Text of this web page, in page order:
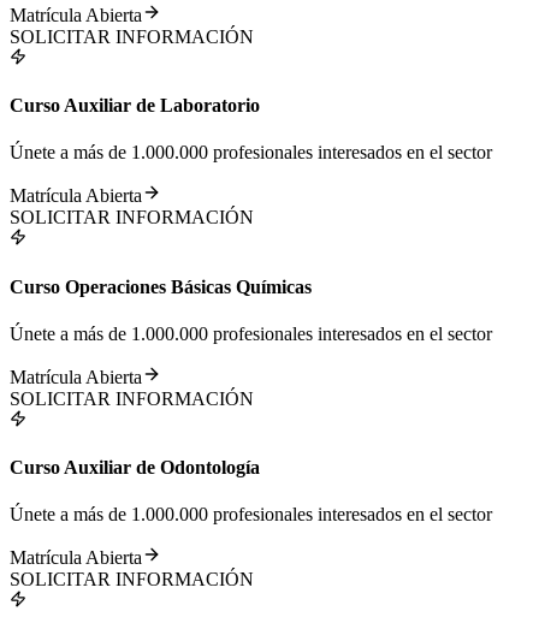
Matrícula Abierta
SOLICITAR INFORMACIÓN
Curso Auxiliar de Laboratorio
Únete a más de 1.000.000 profesionales interesados en el sector
Matrícula Abierta
SOLICITAR INFORMACIÓN
Curso Operaciones Básicas Químicas
Únete a más de 1.000.000 profesionales interesados en el sector
Matrícula Abierta
SOLICITAR INFORMACIÓN
Curso Auxiliar de Odontología
Únete a más de 1.000.000 profesionales interesados en el sector
Matrícula Abierta
SOLICITAR INFORMACIÓN